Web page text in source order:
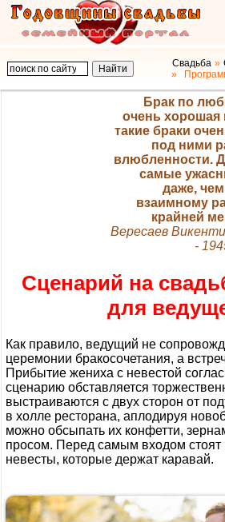
Свадьба
Брак по
очень
такие браки
под ними
влюбленности.
самые
даже,
взаимному
крайней
Вересаев
-
Сценарий на
для
Как правило, ведущий не
церемонии бракосочетания, а
Прибытие жениха с невестой
сценарию обставляется
выстраиваются с двух сторон от
в холле ресторана, аплодируя
можно обсыпать их конфетти,
просом. Перед самым входом
невесты, которые держат каравай.